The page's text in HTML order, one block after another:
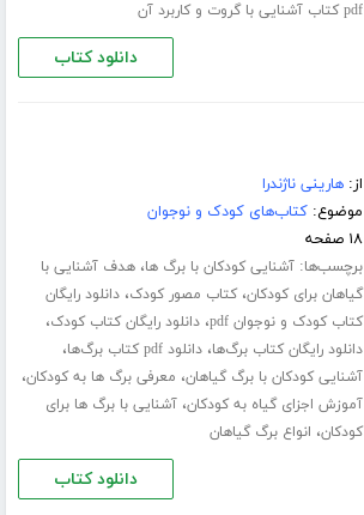
pdf کتاب آشنایی با گروت و کاربرد آن
دانلود کتاب
از:هارینی ناژندرا
موضوع:کتاب‌های کودک و نوجوان
۱۸ صفحه
برچسب‌ها:آشنایی کودکان با برگ ها،هدف آشنایی با
گیاهان برای کودکان،کتاب مصور کودک،دانلود رایگان
کتاب کودک و نوجوان pdf
،دانلود رایگان کتاب کودک،
دانلود رایگان کتاب برگ‌ها،دانلود pdf کتاب برگ‌ها ،
آشنایی کودکان با برگ گیاهان، معرفی برگ ها به کودکان،
آموزش اجزای گیاه به کودکان،آشنایی با برگ ها برای
کودکان، انواع برگ گیاهان
دانلود کتاب